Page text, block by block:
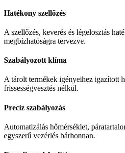
Hatékony szellőzés
A szellőzés, keverés és légelosztás
megbízhatóságra tervezve.
Szabályozott klíma
A tárolt termékek igényeihez igazított
frissességvesztés nélkül.
Precíz szabályozás
Automatizálás hőmérséklet,
egyszerű vezérlés bárhonnan.